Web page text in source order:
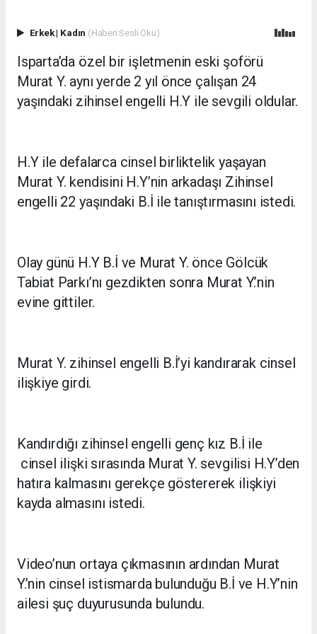
Erkek| Kadın (Haberi Sesli Oku)
Isparta’da özel bir işletmenin eski şoförü
Murat Y. aynı yerde 2 yıl önce çalışan 24
yaşındaki zihinsel engelli H.Y ile sevgili oldular.
H.Y ile defalarca cinsel birliktelik yaşayan
Murat Y. kendisini H.Y’nin arkadaşı Zihinsel
engelli 22 yaşındaki B.İ ile tanıştırmasını istedi.
Olay günü H.Y B.İ ve Murat Y. önce Gölcük
Tabiat Parkı’nı gezdikten sonra Murat Y.’nin
evine gittiler.
Murat Y. zihinsel engelli B.İ’yi kandırarak cinsel
ilişkiye girdi.
Kandırdığı zihinsel engelli genç kız B.İ ile
cinsel ilişki sırasında Murat Y. sevgilisi H.Y’den
hatıra kalmasını gerekçe göstererek ilişkiyi
kayda almasını istedi.
Video’nun ortaya çıkmasının ardından Murat
Y.’nin cinsel istismarda bulunduğu B.İ ve H.Y’nin
ailesi şuç duyurusunda bulundu.